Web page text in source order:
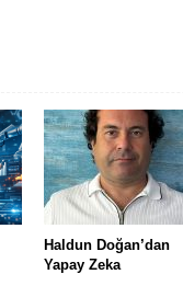
Haldun Doğan’dan
Yapay Zeka